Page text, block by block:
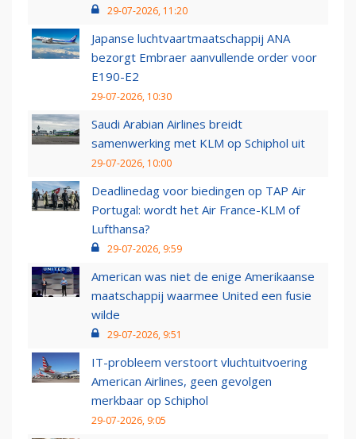
29-07-2026, 11:20
Japanse luchtvaartmaatschappij ANA
bezorgt Embraer aanvullende order voor
E190-E2
29-07-2026, 10:30
Saudi Arabian Airlines breidt
samenwerking met KLM op Schiphol uit
29-07-2026, 10:00
Deadlinedag voor biedingen op TAP Air
Portugal: wordt het Air France-KLM of
Lufthansa?
29-07-2026, 9:59
American was niet de enige Amerikaanse
maatschappij waarmee United een fusie
wilde
29-07-2026, 9:51
IT-probleem verstoort vluchtuitvoering
American Airlines, geen gevolgen
merkbaar op Schiphol
29-07-2026, 9:05